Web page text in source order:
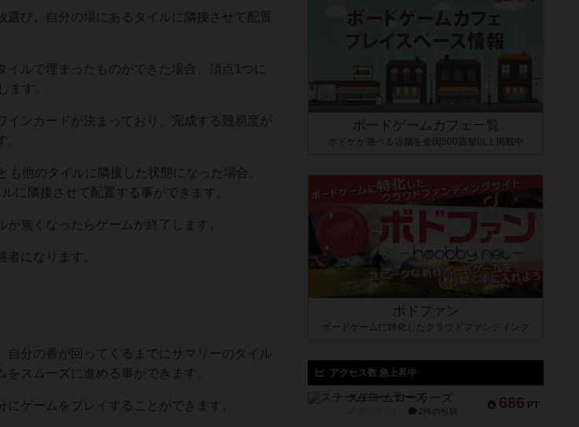
び、自分の場にあるタイルに隣接させて配置
ルで埋まったものができた場合、頂点1つに
ます。
インカードが決まっており、完成する難易度が
他のタイルに隣接した状態になった場合、
に隣接させて配置する事ができます。
無くなったらゲームが終了します。
になります。
自分の番が回ってくるまでにサマリーのタイル
スムーズに進める事ができます。
ゲームをプレイすることができます。
ボードゲームカフェ一覧
ボドゲが遊べる店舗を全国500店舗以上掲載中
ボドファン
ボードゲームに特化したクラウドファンディング
アクセス数 急上昇中
686 PT
スチームローラーズ
2件の投稿